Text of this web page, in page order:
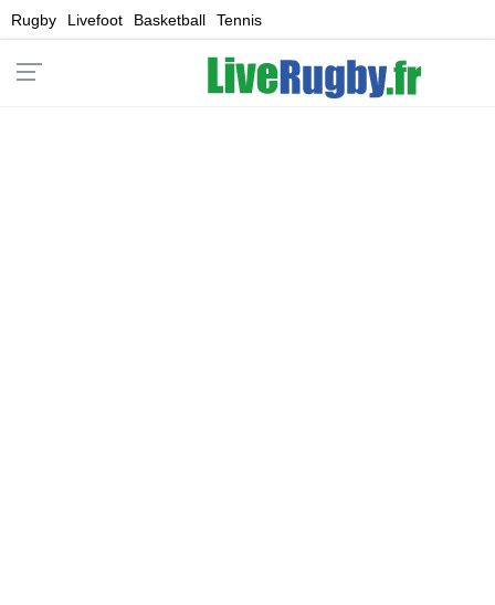
Rugby Livefoot Basketball Tennis